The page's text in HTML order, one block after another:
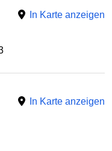
In Karte anzeigen
In Karte anzeigen